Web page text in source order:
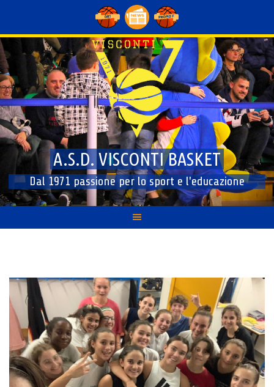
content
A.S.D. VISCONTI BASKET
Dal 1971 passione per lo sport e l'educazione